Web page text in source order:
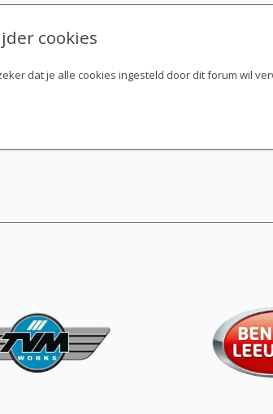
cookies
dat je alle cookies ingesteld door dit forum wil